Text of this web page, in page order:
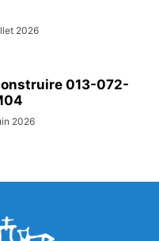
2026
013-072-
2026